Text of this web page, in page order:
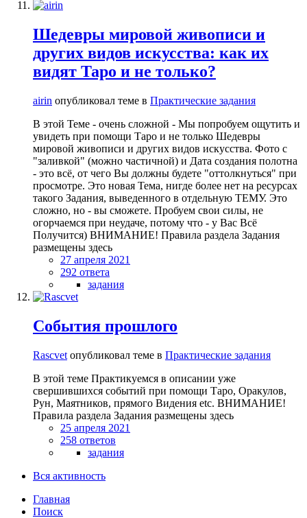
Шедевры мировой живописи и
других видов искусства: как их
видят Таро и не только?
airin опубликовал теме в Практические задания
В этой Теме - очень сложной - Мы попробуем ощутить и
увидеть при помощи Таро и не только Шедевры
мировой живописи и других видов искусства. Фото с
"заливкой" (можно частичной) и Дата создания полотна
- это всё, от чего Вы должны будете "оттолкнуться" при
просмотре. Это новая Тема, нигде более нет на ресурсах
такого Задания, выведенного в отдельную ТЕМУ. Это
сложно, но - вы сможете. Пробуем свои силы, не
огорчаемся при неудаче, потому что - у Вас Всё
Получится) ВНИМАНИЕ! Правила раздела Задания
размещены здесь
27 апреля 2021
292 ответа
задания
События прошлого
Rascvet опубликовал теме в Практические задания
В этой теме Практикуемся в описании уже
свершившихся событий при помощи Таро, Оракулов,
Рун, Маятников, прямого Видения etc. ВНИМАНИЕ!
Правила раздела Задания размещены здесь
25 апреля 2021
258 ответов
задания
Вся активность
Главная
Поиск